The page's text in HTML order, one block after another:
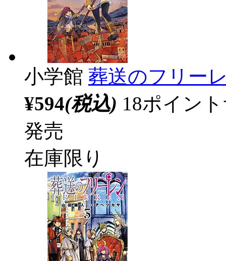
小学館 葬送のフリー
¥594(税込) 18ポイン
発売
在庫限り